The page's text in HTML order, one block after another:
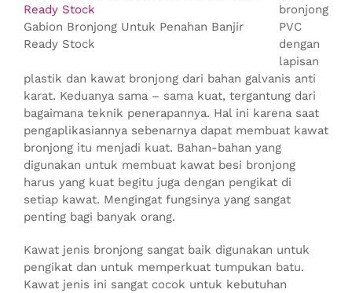
Gabion Bronjong Untuk Penahan Banjir
Ready Stock
bronjong
PVC
dengan
lapisan
plastik dan kawat bronjong dari bahan galvanis anti
karat. Keduanya sama – sama kuat, tergantung dari
bagaimana teknik penerapannya. Hal ini karena saat
pengaplikasiannya sebenarnya dapat membuat kawat
bronjong itu menjadi kuat. Bahan-bahan yang
digunakan untuk membuat kawat besi bronjong
harus yang kuat begitu juga dengan pengikat di
setiap kawat. Mengingat fungsinya yang sangat
penting bagi banyak orang.
Kawat jenis bronjong sangat baik digunakan untuk
pengikat dan untuk memperkuat tumpukan batu.
Kawat jenis ini sangat cocok untuk kebutuhan